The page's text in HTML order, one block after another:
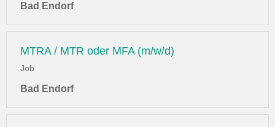
Bad Endorf
MTRA / MTR oder MFA (m/w/d)
Job
Bad Endorf